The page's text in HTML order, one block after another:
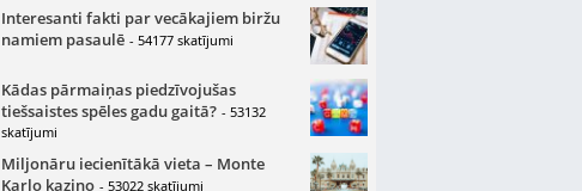
Interesanti fakti par vecākajiem biržu
namiem pasaulē - 54177 skatījumi
Kādas pārmaiņas piedzīvojušas
tiešsaistes spēles gadu gaitā? - 53132
skatījumi
Miljonāru iecienītākā vieta – Monte
Karlo kazino - 53022 skatījumi